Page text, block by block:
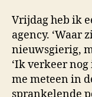
Vrijdag heb ik
agency. ‘Waar
nieuwsgierig,
‘Ik verkeer
me meteen in